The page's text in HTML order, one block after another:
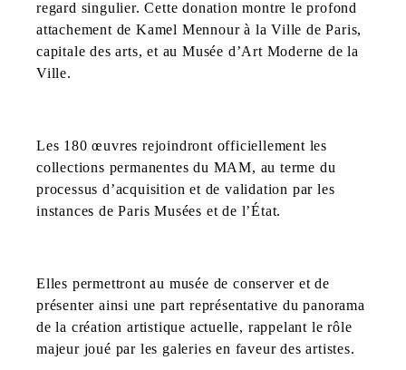
regard singulier. Cette donation montre le profond
attachement de Kamel Mennour à la Ville de Paris,
capitale des arts, et au Musée d’Art Moderne de la
Ville.
Les 180 œuvres rejoindront officiellement les
collections permanentes du MAM, au terme du
processus d’acquisition et de validation par les
instances de Paris Musées et de l’État.
Elles permettront au musée de conserver et de
présenter ainsi une part représentative du panorama
de la création artistique actuelle, rappelant le rôle
majeur joué par les galeries en faveur des artistes.